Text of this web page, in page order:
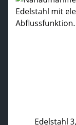
Edelstahl